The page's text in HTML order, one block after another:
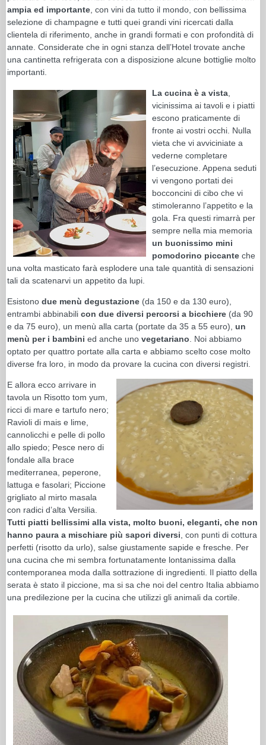
ampia ed importante , con vini da tutto il mondo, con bellissima
selezione di champagne e tutti quei grandi vini ricercati dalla
clientela di riferimento, anche in grandi formati e con profondità di
annate. Considerate che in ogni stanza dell’Hotel trovate anche
una cantinetta refrigerata con a disposizione alcune bottiglie molto
importanti.
La cucina è a vista
vicinissima ai tavoli e i piatti
escono praticamente di
fronte ai vostri occhi. Nulla
vieta che vi avviciniate a
vederne completare
l’esecuzione. Appena seduti
vi vengono portati dei
bocconcini di cibo che vi
stimoleranno l’appetito e la
gola. Fra questi rimarrà per
sempre nella mia memoria
un buonissimo mini
pomodorino piccante che
una volta masticato farà esplodere una tale quantità di sensazioni
tali da scatenarvi un appetito da lupi.
Esistono due menù degustazione (da 150 e da 130 euro),
entrambi abbinabili con due diversi percorsi a bicchiere (da 90
e da 75 euro), un menù alla carta (portate da 35 a 55 euro), un
menù per i bambini ed anche uno vegetariano . Noi abbiamo
optato per quattro portate alla carta e abbiamo scelto cose molto
diverse fra loro, in modo da provare la cucina con diversi registri.
E allora ecco arrivare in
tavola un Risotto tom yum,
ricci di mare e tartufo nero;
Ravioli di mais e lime,
cannolicchi e pelle di pollo
allo spiedo; Pesce nero di
fondale alla brace
mediterranea, peperone,
lattuga e fasolari; Piccione
grigliato al mirto masala
con radici d’alta Versilia.
Tutti piatti bellissimi alla vista, molto buoni, eleganti, che non
hanno paura a mischiare più sapori diversi , con punti di cottura
perfetti (risotto da urlo), salse giustamente sapide e fresche. Per
una cucina che mi sembra fortunatamente lontanissima dalla
contemporanea moda dalla sottrazione di ingredienti. Il piatto della
serata è stato il piccione, ma si sa che noi del centro Italia abbiamo
una predilezione per la cucina che utilizzi gli animali da cortile.